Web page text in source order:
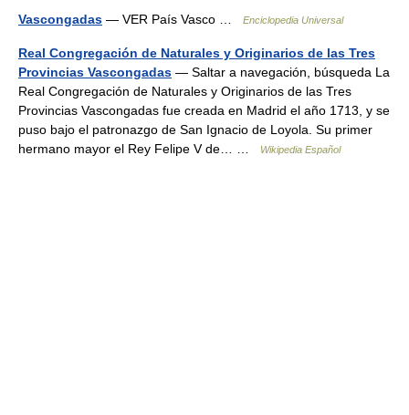
Vascongadas — VER País Vasco … Enciclopedia Universal
Real Congregación de Naturales y Originarios de las Tres
Provincias Vascongadas — Saltar a navegación, búsqueda La
Real Congregación de Naturales y Originarios de las Tres
Provincias Vascongadas fue creada en Madrid el año 1713, y se
puso bajo el patronazgo de San Ignacio de Loyola. Su primer
hermano mayor el Rey Felipe V de… …
Wikipedia Español